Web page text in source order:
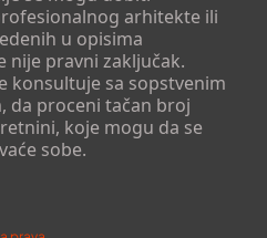
arhitekte ili
u opisima
nije pravni zaključak.
konsultuje sa sopstvenim
da proceni tačan broj
koje mogu da se
sobe.